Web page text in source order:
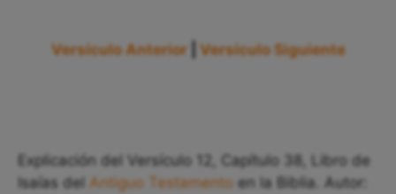
Versículo Anterior Versículo Siguiente
Explicación del Versículo 12, Capítulo 38, Libro de
Isaías del Antiguo Testamento en la Biblia. Autor: